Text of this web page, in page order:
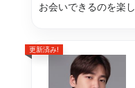
お会いできるのを楽し
更新済み!